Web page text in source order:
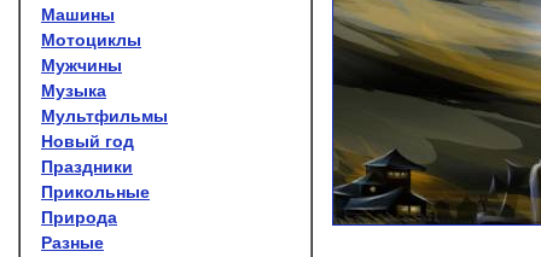
Машины
Мотоциклы
Мужчины
Музыка
Мультфильмы
Новый год
Праздники
Прикольные
Природа
Разные